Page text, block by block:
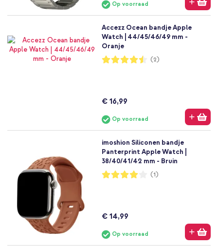
Op voorraad
Accezz Ocean bandje Apple
Watch | 44/45/46/49 mm -
Oranje
Waardering:
90%
(2)
€ 16,99
Op voorraad
imoshion Siliconen bandje
Panterprint Apple Watch |
38/40/41/42 mm - Bruin
Waardering:
80%
(1)
€ 14,99
Op voorraad